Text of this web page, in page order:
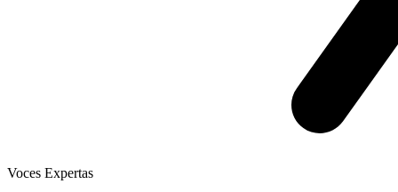
Voces Expertas